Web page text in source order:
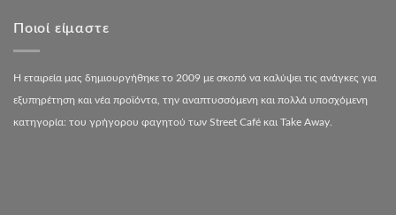
Ποιοί είμαστε
Η εταιρεία μας δημιουργήθηκε το 2009 με σκοπό να καλύψει τις ανάγκες για
εξυπηρέτηση και νέα προϊόντα, την αναπτυσσόμενη και πολλά υποσχόμενη
κατηγορία: του γρήγορου φαγητού των Street Café και Take Away.